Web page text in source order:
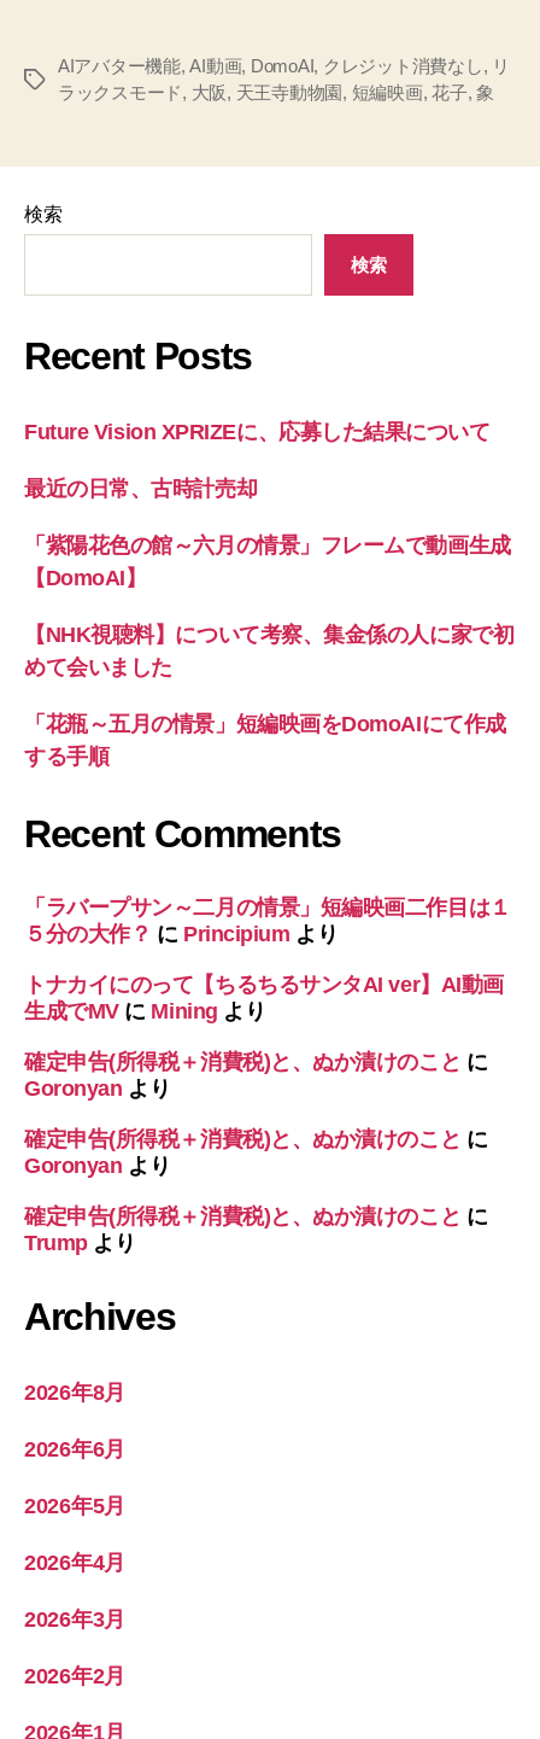
タ
AIアバター機能,AI動画, DomoAI , クレジット消費なし, リ
ラックスモード, 大阪, 天王寺動物園 , 短編映画,花子,象
検索
検索
Recent Posts
Future Vision XPRIZEに、応募した結果について
最近の日常、古時計売却
「紫陽花色の館～六月の情景」フレームで動画生成
【DomoAI】
【NHK視聴料】について考察、集金係の人に家で初
めて会いました
「花瓶～五月の情景」短編映画をDomoAIにて作成
する手順
Recent Comments
「ラバープサン～二月の情景」短編映画二作目は１
５分の大作？ に Principium より
トナカイにのって【ちるちるサンタAI ver】AI動画
生成でMVに Mining より
確定申告(所得税＋消費税)と、ぬか漬けのこと に
Goronyan より
確定申告(所得税＋消費税)と、ぬか漬けのこと に
Goronyan より
確定申告(所得税＋消費税)と、ぬか漬けのこと に
Trumpより
Archives
2026年8月
2026年6月
2026年5月
2026年4月
2026年3月
2026年2月
2026年1月